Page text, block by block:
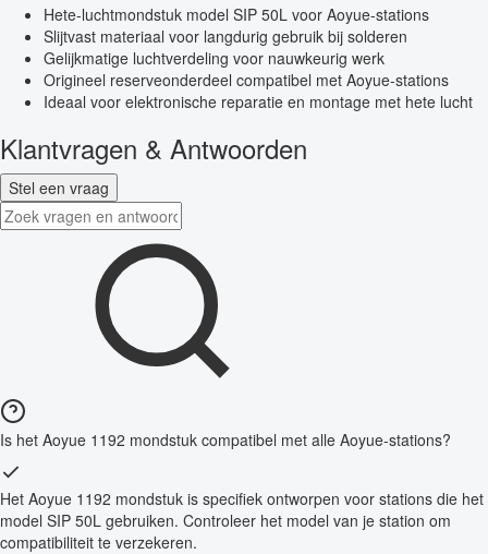
Hete-luchtmondstuk model SIP 50L voor Aoyue-stations
Slijtvast materiaal voor langdurig gebruik bij solderen
Gelijkmatige luchtverdeling voor nauwkeurig werk
Origineel reserveonderdeel compatibel met Aoyue-stations
Ideaal voor elektronische reparatie en montage met hete lucht
Klantvragen & Antwoorden
Stel een vraag
Is het Aoyue 1192 mondstuk compatibel met alle Aoyue-stations?
Het Aoyue 1192 mondstuk is specifiek ontworpen voor stations die het
model SIP 50L gebruiken. Controleer het model van je station om
compatibiliteit te verzekeren.